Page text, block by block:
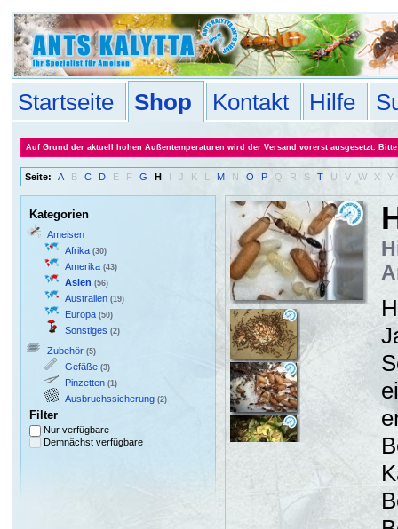
Startseite Shop Kontakt Hilfe
Auf Grund der aktuell hohen Außentemperaturen wird der Versand vorerst ausgesetzt.
Seite: A B C D E F G H I J K L M N O P Q R S T U V W X Y
Kategorien
Ameisen
Afrika (30)
Amerika (43)
Asien (56)
Australien (19)
Europa (50)
Sonstiges (2)
Zubehör (5)
Gefäße (3)
Pinzetten (1)
Ausbruchssicherung (2)
Filter
Nur verfügbare
Demnächst verfügbare